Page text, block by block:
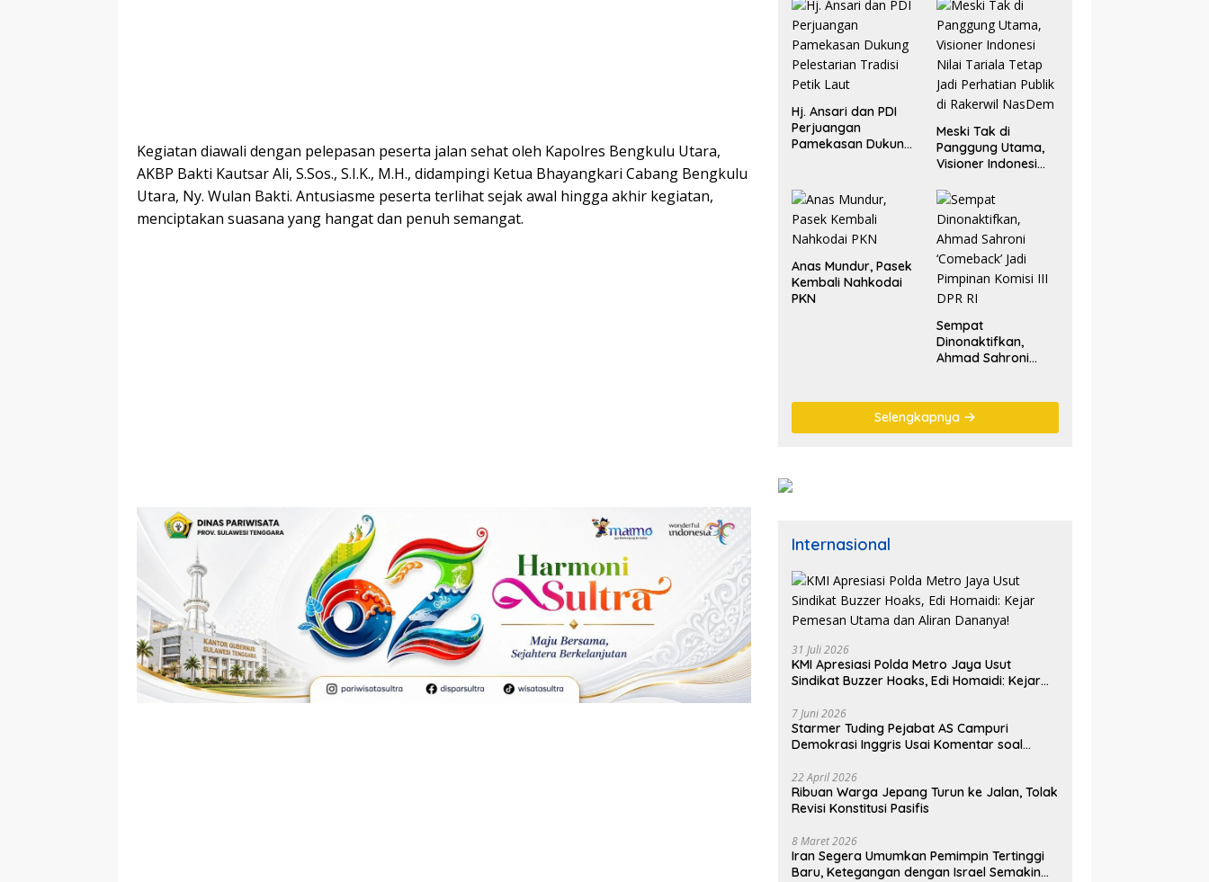
Kegiatan diawali dengan pelepasan peserta jalan sehat oleh Kapolres Bengkulu Utara,
AKBP Bakti Kautsar Ali, S.Sos., S.I.K., M.H., didampingi Ketua Bhayangkari Cabang Bengkulu
Utara, Ny. Wulan Bakti. Antusiasme peserta terlihat sejak awal hingga akhir kegiatan,
menciptakan suasana yang hangat dan penuh semangat.
Hj. Ansari dan PDI
Perjuangan
Pamekasan Dukung
Meski Tak di
Panggung Utama,
Visioner Indonesi
Jadi Perhatian
Publik di Rakerwil
NasDem
Anas Mundur, Pasek
Kembali Nahkodai
PKN
Sempat
Dinonaktifkan,
Ahmad Sahroni
DPR RI
Selengkapnya
Internasional
31 Juli 2026
KMI Apresiasi Polda Metro Jaya Usut
Sindikat Buzzer Hoaks, Edi Homaidi: Kejar
7 Juni 2026
Starmer Tuding Pejabat AS Campuri
Demokrasi Inggris Usai Komentar soal
22 April 2026
Ribuan Warga Jepang Turun ke Jalan, Tolak
Revisi Konstitusi Pasifis
8 Maret 2026
Iran Segera Umumkan Pemimpin Tertinggi
Baru, Ketegangan dengan Israel Semakin